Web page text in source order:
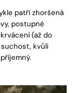
patří zhoršená
postupné
(až do
kvůli